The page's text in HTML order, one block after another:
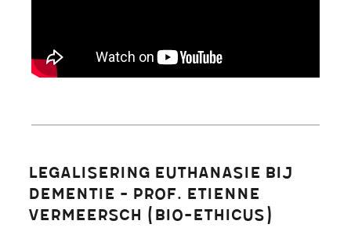
Legalisering euthanasie bij
dementie - Prof. Etienne
Vermeersch (bio-ethicus)